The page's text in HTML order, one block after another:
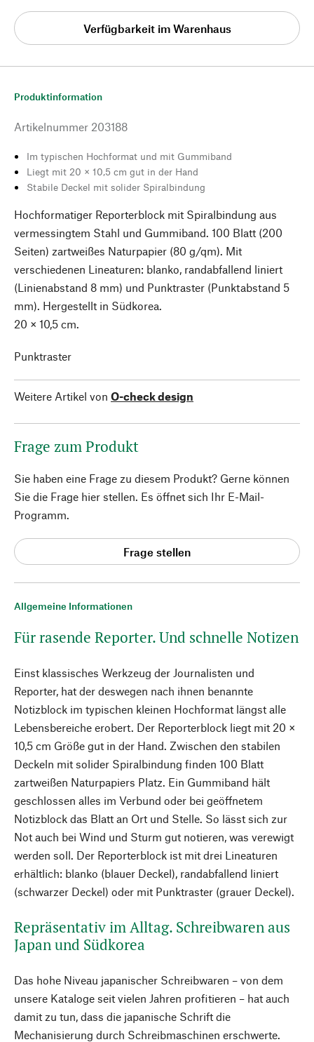
Verfügbarkeit im Warenhaus
Allgemeine Informationen
Für rasende Reporter. Und schnelle Notizen
Einst klassisches Werkzeug der Journalisten und
Reporter, hat der deswegen nach ihnen benannte
Notizblock im typischen kleinen Hochformat längst alle
Lebensbereiche erobert. Der Reporterblock liegt mit 20 ×
10,5 cm Größe gut in der Hand. Zwischen den stabilen
Deckeln mit solider Spiralbindung finden 100 Blatt
zartweißen Naturpapiers Platz. Ein Gummiband hält
geschlossen alles im Verbund oder bei geöffnetem
Notizblock das Blatt an Ort und Stelle. So lässt sich zur
Not auch bei Wind und Sturm gut notieren, was verewigt
werden soll. Der Reporterblock ist mit drei Lineaturen
erhältlich: blanko (blauer Deckel), randabfallend liniert
(schwarzer Deckel) oder mit Punktraster (grauer Deckel).
Repräsentativ im Alltag. Schreibwaren aus
Japan und Südkorea
Das hohe Niveau japanischer Schreibwaren – von dem
unsere Kataloge seit vielen Jahren profitieren – hat auch
damit zu tun, dass die japanische Schrift die
Mechanisierung durch Schreibmaschinen erschwerte.
Produktinformation
Artikelnummer 203188
Im typischen Hochformat und mit Gummiband
Liegt mit 20 × 10,5 cm gut in der Hand
Stabile Deckel mit solider Spiralbindung
Hochformatiger Reporterblock mit Spiralbindung aus
vermessingtem Stahl und Gummiband. 100 Blatt (200
Seiten) zartweißes Naturpapier (80 g/qm). Mit
verschiedenen Lineaturen: blanko, randabfallend liniert
(Linienabstand 8 mm) und Punktraster (Punktabstand 5
mm). Hergestellt in Südkorea.
20 × 10,5 cm.
Punktraster
Weitere Artikel von O-check design
Frage zum Produkt
Sie haben eine Frage zu diesem Produkt? Gerne können
Sie die Frage hier stellen. Es öffnet sich Ihr E-Mail-
Programm.
Frage stellen